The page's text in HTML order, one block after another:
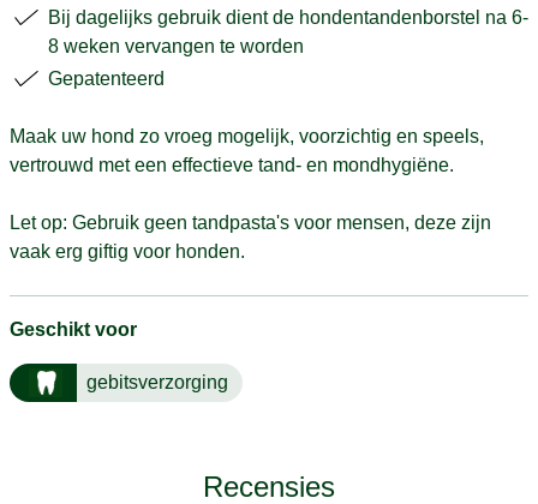
Bij dagelijks gebruik dient de hondentandenborstel na 6-
8 weken vervangen te worden
Gepatenteerd
Maak uw hond zo vroeg mogelijk, voorzichtig en speels,
vertrouwd met een effectieve tand- en mondhygiëne.
Let op: Gebruik geen tandpasta's voor mensen, deze zijn
vaak erg giftig voor honden.
Geschikt voor
gebitsverzorging
Recensies